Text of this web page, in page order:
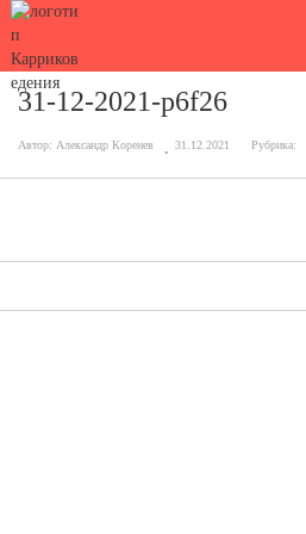
31-12-2021-p6f26
Автор: Александр Коренев 31.12.2021 Рубрика: